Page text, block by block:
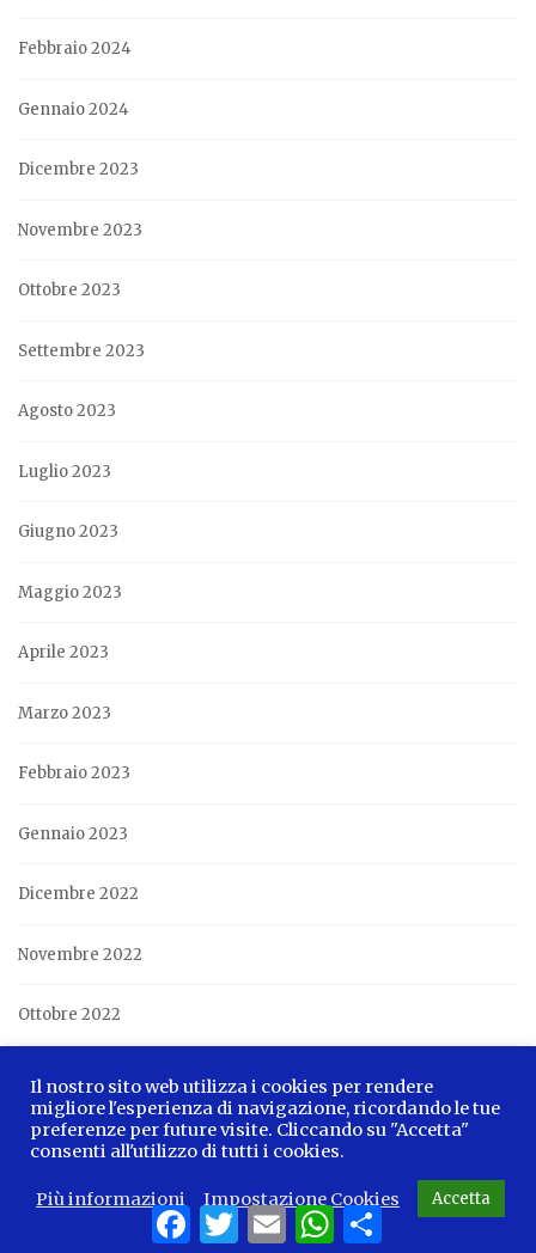
Febbraio 2024
Gennaio 2024
Dicembre 2023
Novembre 2023
Ottobre 2023
Settembre 2023
Agosto 2023
Luglio 2023
Giugno 2023
Maggio 2023
Aprile 2023
Marzo 2023
Febbraio 2023
Gennaio 2023
Dicembre 2022
Novembre 2022
Ottobre 2022
Settembre 2022
Agosto 2022
Luglio 2022
Facebook
TwitterEmailWhatsApp
Share
Il nostro sito web utilizza i cookies per rendere
migliore l'esperienza di navigazione, ricordando le tue
preferenze per future visite. Cliccando su "Accetta"
consenti all'utilizzo di tutti i cookies.
Più informazioni Impostazione Cookies Accetta